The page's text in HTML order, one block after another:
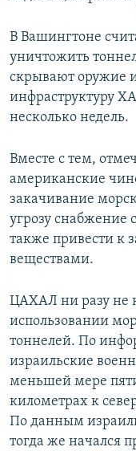
В Вашингтоне
уничтожить
скрывают оружие
инфраструктуру
несколько недель.
Вместе с тем,
американские
закачивание
угрозу снабжение
также привести к
веществами.
ЦАХАЛ ни разу не
использовании
тоннелей. По
израильские
меньшей мере
километрах к
По данным
тогда же начался